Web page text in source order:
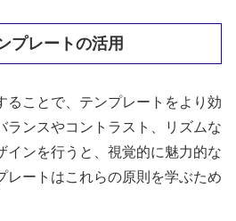
プレートの活用
ることで、テンプレートをより効
ランスやコントラスト、リズムな
インを行うと、視覚的に魅力的な
レートはこれらの原則を学ぶため